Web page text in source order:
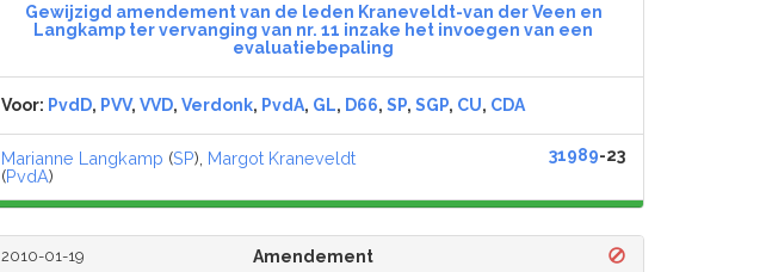
Gewijzigd amendement van de leden Kraneveldt-van der Veen en
Langkamp ter vervanging van nr. 11 inzake het invoegen van een
evaluatiebepaling
Voor: PvdD, PVV, VVD, Verdonk, PvdA, GL, D66, SP, SGP, CU, CDA
Marianne Langkamp (SP), Margot Kraneveldt
(PvdA)
31989-23
2010-01-19
Amendement